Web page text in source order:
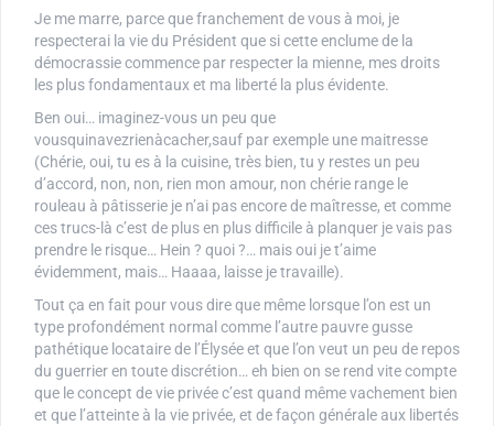
Je me marre, parce que franchement de vous à moi, je
respecterai la vie du Président que si cette enclume de la
démocrassie commence par respecter la mienne, mes droits
les plus fondamentaux et ma liberté la plus évidente.
Ben oui… imaginez-vous un peu que
vousquinavezrienàcacher,sauf par exemple une maitresse
(Chérie, oui, tu es à la cuisine, très bien, tu y restes un peu
d’accord, non, non, rien mon amour, non chérie range le
rouleau à pâtisserie je n’ai pas encore de maîtresse, et comme
ces trucs-là c’est de plus en plus difficile à planquer je vais pas
prendre le risque… Hein ? quoi ?… mais oui je t’aime
évidemment, mais… Haaaa, laisse je travaille).
Tout ça en fait pour vous dire que même lorsque l’on est un
type profondément normal comme l’autre pauvre gusse
pathétique locataire de l’Élysée et que l’on veut un peu de repos
du guerrier en toute discrétion… eh bien on se rend vite compte
que le concept de vie privée c’est quand même vachement bien
et que l’atteinte à la vie privée, et de façon générale aux libertés